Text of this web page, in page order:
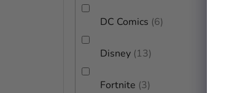
DC Comics 6
Disney 13
Fortnite 3
BŐVEBBEN
TOP